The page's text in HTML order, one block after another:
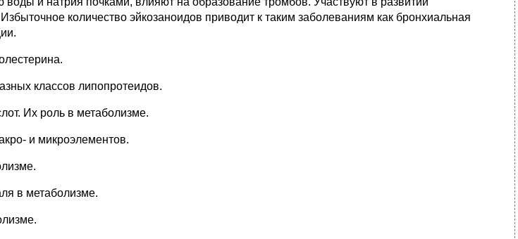
количество эйкозаноидов приводит к таким заболеваниям как бронхиальная
классов липопротеидов.
Их роль в метаболизме.
и микроэлементов.
в метаболизме.